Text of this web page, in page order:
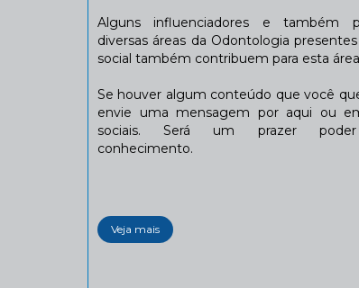
Alguns influenciadores e também
diversas áreas da Odontologia
social também contribuem para esta
Se houver algum conteúdo que você
envie uma mensagem por aqui ou
sociais. Será um prazer poder
conhecimento.
Veja mais